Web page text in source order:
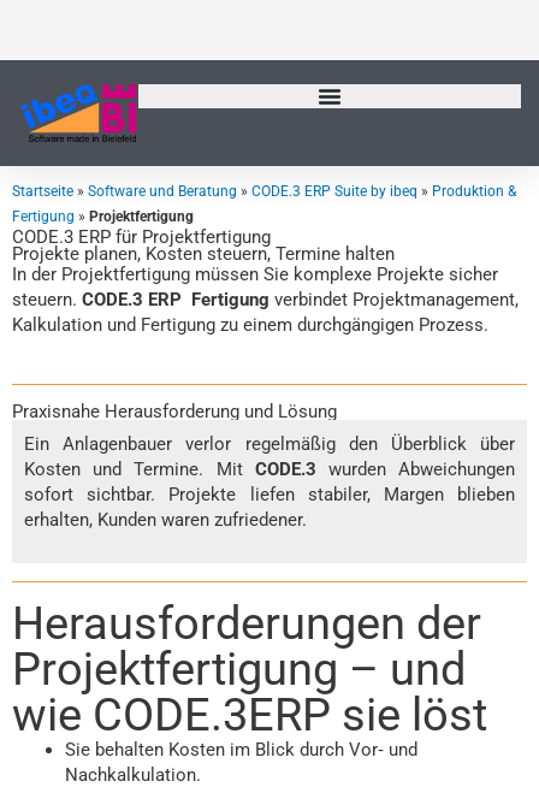
springen
Startseite » Software und Beratung » CODE.3 ERP Suite by ibeq » Produktion &
Fertigung » Projektfertigung
CODE.3 ERP für Projektfertigung
Projekte planen, Kosten steuern, Termine halten
In der Projektfertigung müssen Sie komplexe Projekte sicher
steuern. CODE.3 ERP Fertigung verbindet Projektmanagement,
Kalkulation und Fertigung zu einem durchgängigen Prozess.
Praxisnahe Herausforderung und Lösung
Ein Anlagenbauer verlor regelmäßig den Überblick über
Kosten und Termine. Mit CODE.3 wurden Abweichungen
sofort sichtbar. Projekte liefen stabiler, Margen blieben
erhalten, Kunden waren zufriedener.
Herausforderungen der
Projektfertigung – und
wie CODE.3ERP sie löst
Sie behalten Kosten im Blick durch Vor‑ und
Nachkalkulation.